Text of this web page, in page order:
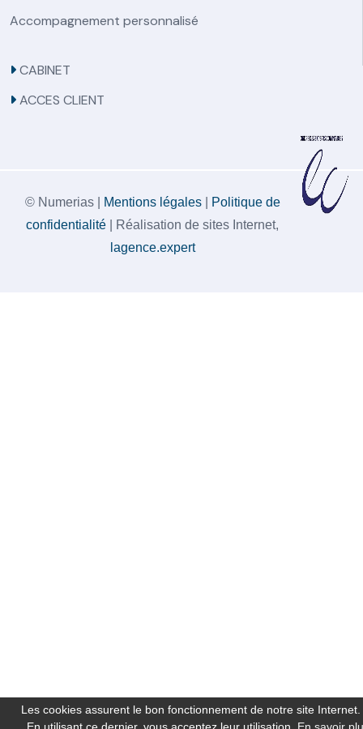
Accompagnement personnalisé
CABINET
ACCES CLIENT
© Numerias | Mentions légales|
Politique de
confidentialité | Réalisation de sites Internet,
lagence.expert
Les cookies assurent le bon fonctionnement de notre site Internet.